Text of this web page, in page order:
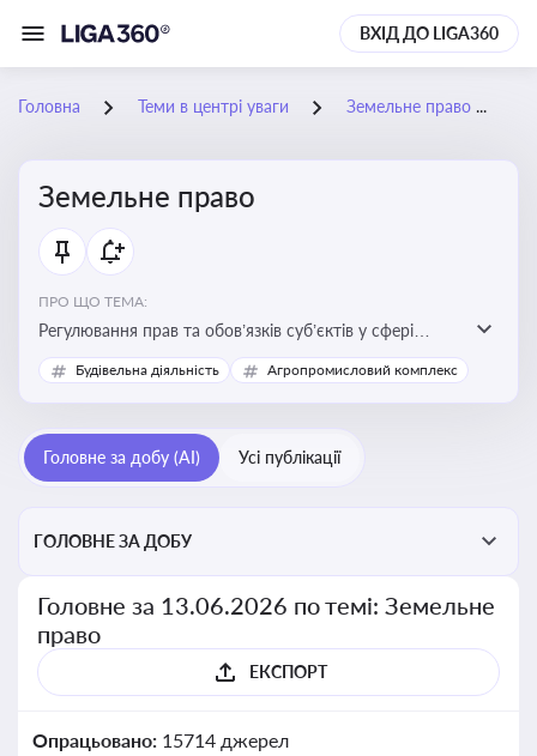
ВХІД ДО LIGA360
Головна Теми в центрі уваги Земельне право
Земельне право
ПРО ЩО ТЕМА:
Регулювання прав та обов’язків суб’єктів у сфері
користування землею, земельний сервітут, що є
критично важливим для захисту майнових прав
ефективного управління земельними ресурсами
Будівельна діяльність Агропромисловий комплекс
Головне за добу (AI) Усі публікації
ГОЛОВНЕ ЗА ДОБУ
Головне за 13.06.2026 по темі: Земельне
право
ЕКСПОРТ
Опрацьовано: 15714 джерел